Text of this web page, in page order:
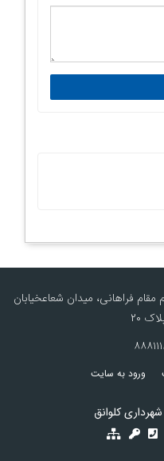
فراهاني، میدان شعاعخيابان
20
ورود به سایت
شهرداری کلوانق